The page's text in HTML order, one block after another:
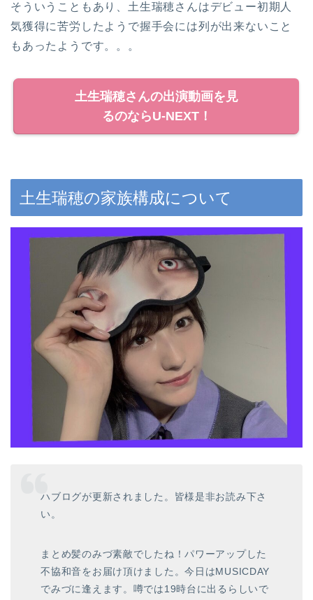
そういうこともあり、土生瑞穂さんはデビュー初期人
気獲得に苦労したようで握手会には列が出来ないこと
もあったようです。。。
土生瑞穂さんの出演動画を見
るのならU-NEXT！
土生瑞穂の家族構成について
ハブログが更新されました。皆様是非お読み下さ
い。
まとめ髪のみづ素敵でしたね！パワーアップした
不協和音をお届け頂けました。今日はMUSICDAY
でみづに逢えます。噂では19時台に出るらしいで